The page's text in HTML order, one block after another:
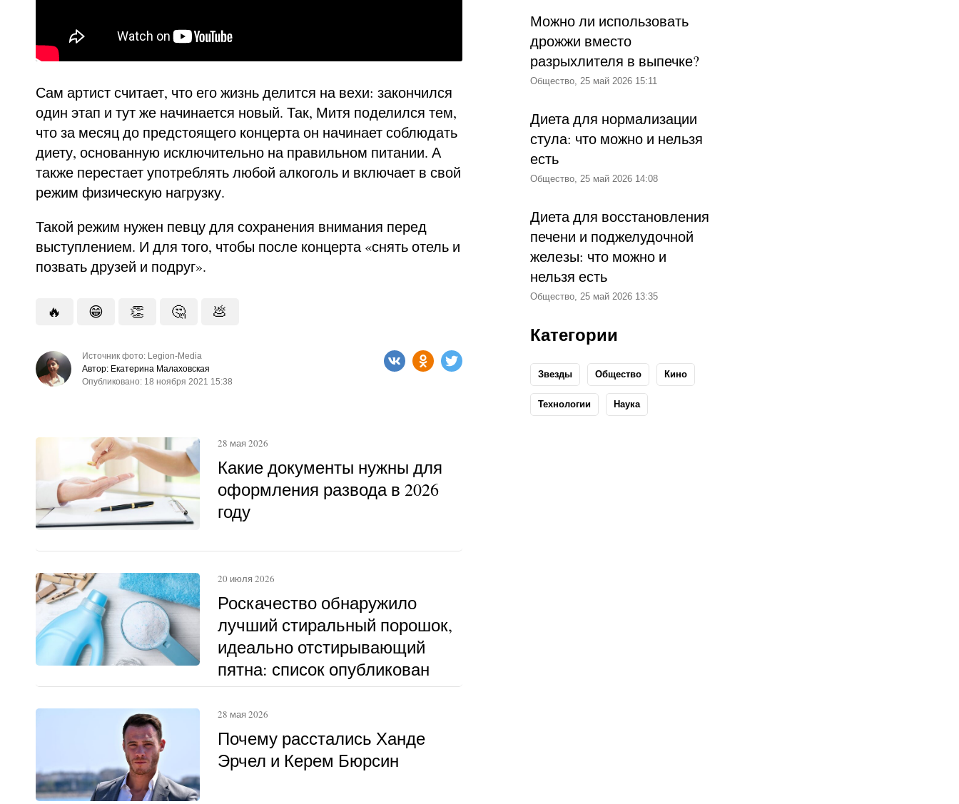
Сам артист считает, что его жизнь делится на вехи: закончился
один этап и тут же начинается новый. Так, Митя поделился тем,
что за месяц до предстоящего концерта он начинает соблюдать
диету, основанную исключительно на правильном питании. А
также перестает употреблять любой алкоголь и включает в свой
режим физическую нагрузку.
Такой режим нужен певцу для сохранения внимания перед
выступлением. И для того, чтобы после концерта «снять отель и
позвать друзей и подруг».
🔥 😁 👏 🤔 💩
Источник фото: Legion-Media
Автор: Екатерина Малаховская
Опубликовано: 18 ноября 2021 15:38
Какие документы нужны для
оформления развода в 2026
году
28 мая 2026
Роскачество обнаружило
лучший стиральный порошок,
идеально отстирывающий
пятна: список опубликован
20 июля 2026
Почему расстались Ханде
Эрчел и Керем Бюрсин
28 мая 2026
Можно ли использовать
дрожжи вместо
разрыхлителя в выпечке?
Общество, 25 май 2026 15:11
Диета для нормализации
стула: что можно и нельзя
есть
Общество, 25 май 2026 14:08
Диета для восстановления
печени и поджелудочной
железы: что можно и
нельзя есть
Общество, 25 май 2026 13:35
Категории
Звезды Общество Кино
Технологии Наука